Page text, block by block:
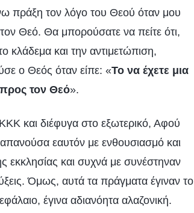
πράξη τον λόγο του Θεού όταν μου
Θεό. Θα μπορούσατε να πείτε ότι,
και την αντιμετώπιση,
ο Θεός όταν είπε: «Το να έχετε μια
προς τον Θεό».
και διέφυγα στο εξωτερικό, Αφού
εαυτόν με ενθουσιασμό και
εκκλησίας και συχνά με συνέστηναν
Όμως, αυτά τα πράγματα έγιναν το
έγινα αδιανόητα αλαζονική.